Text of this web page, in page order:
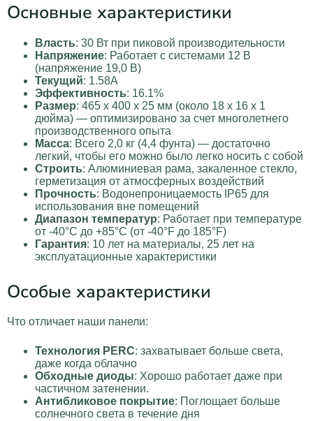
Основные характеристики
Власть: 30 Вт при пиковой производительности
Напряжение: Работает с системами 12 В
(напряжение 19,0 В)
Текущий: 1.58А
Эффективность: 16.1%
Размер: 465 x 400 x 25 мм (около 18 x 16 x 1
дюйма) — оптимизировано за счет многолетнего
производственного опыта
Масса: Всего 2,0 кг (4,4 фунта) — достаточно
легкий, чтобы его можно было легко носить с собой
Строить: Алюминиевая рама, закаленное стекло,
герметизация от атмосферных воздействий
Прочность: Водонепроницаемость IP65 для
использования вне помещений
Диапазон температур: Работает при температуре
от -40°C до +85°C (от -40°F до 185°F)
Гарантия: 10 лет на материалы, 25 лет на
эксплуатационные характеристики
Особые характеристики
Что отличает наши панели:
Технология PERC: захватывает больше света,
даже когда облачно
Обходные диоды: Хорошо работает даже при
частичном затенении.
Антибликовое покрытие: Поглощает больше
солнечного света в течение дня